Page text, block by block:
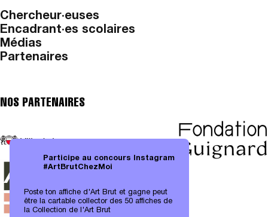
Participe au concours Instagram
#ArtBrutChezMoi
Poste ton affiche d'Art Brut et gagne peut
être la cartable collector des 50 affiches de
la Collection de l'Art Brut
Chercheur·euses
Encadrant·es scolaires
Médias
Partenaires
NOS PARTENAIRES